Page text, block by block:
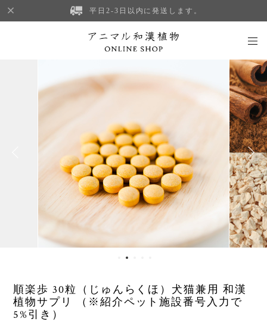
平日2-3日以内に発送します。
順楽歩 30粒（じゅんらくほ）犬猫兼用 和漢
植物サプリ （※紹介ペット施設番号入力で
5%引き）